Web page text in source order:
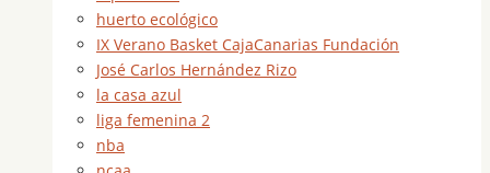
huerto ecológico
IX Verano Basket CajaCanarias Fundación
José Carlos Hernández Rizo
la casa azul
liga femenina 2
nba